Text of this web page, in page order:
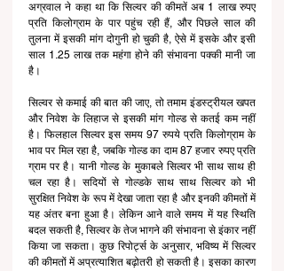
अग्रवाल ने कहा था कि सिल्वर की कीमतें अब 1 लाख रुपए
प्रति किलोग्राम के पार पहुंच रही हैं, और पिछले साल की
तुलना में इसकी मांग दोगुनी हो चुकी है, ऐसे में इसके और इसी
साल 1.25 लाख तक महंगा होने की संभावना पक्की मानी जा
है।
सिल्वर से कमाई की बात की जाए, तो तमाम इंडस्ट्रीयल खपत
और निवेश के लिहाज से इसकी मांग गोल्ड से कतई कम नहीं
है। फिलहाल सिल्वर इस समय 97 रुपये प्रति किलोग्राम के
भाव पर मिल रहा है, जबकि गोल्ड का दाम 87 हजार रुपए प्रति
ग्राम पर है। यानी गोल्ड के मुकाबले सिल्वर भी साथ साथ ही
चल रहा है। सदियों से गोल्डके साथ साथ सिल्वर को भी
सुरक्षित निवेश के रूप में देखा जाता रहा है और इनकी कीमतों में
यह अंतर बना हुआ है। लेकिन आने वाले समय में यह स्थिति
बदल सकती है, सिल्वर के तेज भागने की संभावना से इंकार नहीं
किया जा सकता। कुछ रिपोर्ट्स के अनुसार, भविष्य में सिल्वर
की कीमतों में अप्रत्याशित बढ़ोतरी हो सकती है। इसका कारण